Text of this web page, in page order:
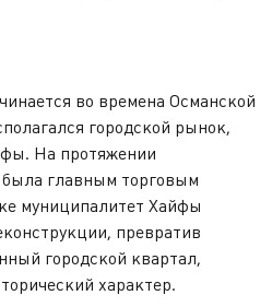
во времена Османской
городской рынок,
На протяжении
была главным торговым
муниципалитет Хайфы
превратив
городской квартал,
характер.